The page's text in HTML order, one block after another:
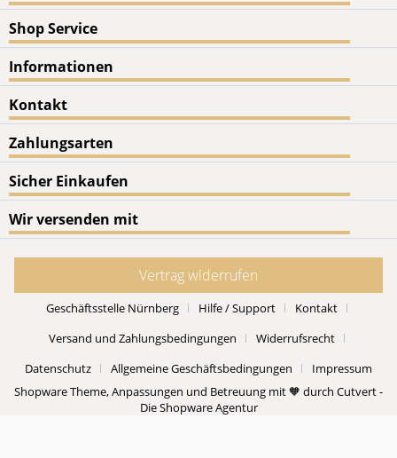
Shop Service
Informationen
Kontakt
Zahlungsarten
Sicher Einkaufen
Wir versenden mit
Vertrag widerrufen
Geschäftsstelle Nürnberg Hilfe / Support
Kontakt
Versand und Zahlungsbedingungen
Widerrufsrecht
Datenschutz
Allgemeine Geschäftsbedingungen
Impressum
Shopware Theme, Anpassungen und Betreuung mit 🧡 durch Cutvert -
Die Shopware Agentur